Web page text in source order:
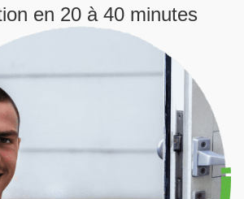
en 20 à 40 minutes